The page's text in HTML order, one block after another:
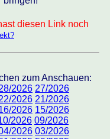
diesen Link noch
zum Anschauen:
2026 27/2026
2026 21/2026
2026 15/2026
2026 09/2026
2026 03/2026